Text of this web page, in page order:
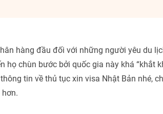
hàng đầu đối với những người yêu du
họ chùn bước bởi quốc gia này khá “khắt
tin về thủ tục xin visa Nhật Bản nhé,